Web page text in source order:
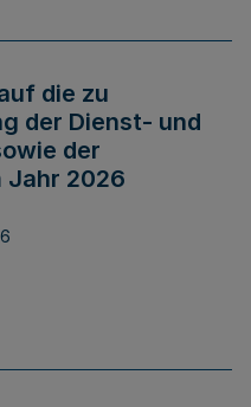
die zu
der Dienst- und
der
Jahr 2026